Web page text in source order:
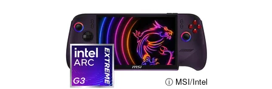
ⓘ MSI/Intel